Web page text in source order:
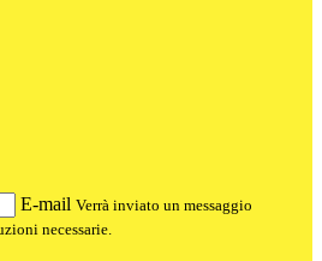
E-mail Verrà inviato un messaggio
necessarie.